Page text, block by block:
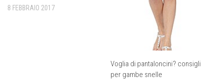
8 FEBBRAIO 2017
Voglia di pantaloncini? consigli
per gambe snelle